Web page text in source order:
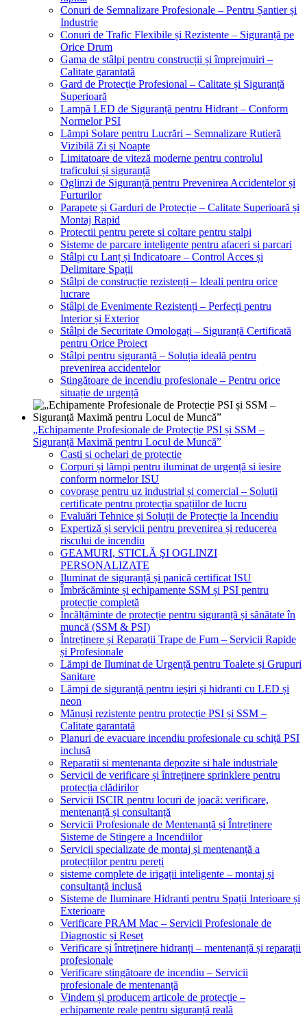
Conuri de Semnalizare Profesionale – Pentru Șantier și
Industrie
Conuri de Trafic Flexibile și Rezistente – Siguranță pe
Orice Drum
Gama de stâlpi pentru construcții și împrejmuiri –
Calitate garantată
Gard de Protecție Profesional – Calitate și Siguranță
Superioară
Lampă LED de Siguranță pentru Hidrant – Conform
Normelor PSI
Lămpi Solare pentru Lucrări – Semnalizare Rutieră
Vizibilă Zi și Noapte
Limitatoare de viteză moderne pentru controlul
traficului și siguranță
Oglinzi de Siguranță pentru Prevenirea Accidentelor și
Furturilor
Parapete și Garduri de Protecție – Calitate Superioară și
Montaj Rapid
Protectii pentru perete si coltare pentru stalpi
Sisteme de parcare inteligente pentru afaceri si parcari
Stâlpi cu Lanț și Indicatoare – Control Acces și
Delimitare Spații
Stâlpi de construcție rezistenți – Ideali pentru orice
lucrare
Stâlpi de Evenimente Rezistenți – Perfecți pentru
Interior și Exterior
Stâlpi de Securitate Omologați – Siguranță Certificată
pentru Orice Proiect
Stâlpi pentru siguranță – Soluția ideală pentru
prevenirea accidentelor
Stingătoare de incendiu profesionale – Pentru orice
situație de urgență
„Echipamente Profesionale de Protecție PSI și SSM –
Siguranță Maximă pentru Locul de Muncă”
Casti si ochelari de protectie
Corpuri și lămpi pentru iluminat de urgență si iesire
conform normelor ISU
covorașe pentru uz industrial și comercial – Soluții
certificate pentru protecția spațiilor de lucru
Evaluări Tehnice și Soluții de Protecție la Incendiu
Expertiză și servicii pentru prevenirea și reducerea
riscului de incendiu
GEAMURI, STICLĂ ŞI OGLINZI
PERSONALIZATE
Iluminat de siguranță și panică certificat ISU
Îmbrăcăminte și echipamente SSM și PSI pentru
protecție completă
Încălțăminte de protecție pentru siguranță și sănătate în
muncă (SSM & PSI)
Întreținere și Reparații Trape de Fum – Servicii Rapide
și Profesionale
Lămpi de Iluminat de Urgență pentru Toalete și Grupuri
Sanitare
Lămpi de siguranță pentru ieșiri și hidranti cu LED și
neon
Mănuși rezistente pentru protecție PSI și SSM –
Calitate garantată
Planuri de evacuare incendiu profesionale cu schiță PSI
inclusă
Reparatii si mentenanta depozite si hale industriale
Servicii de verificare și întreținere sprinklere pentru
protecția clădirilor
Servicii ISCIR pentru locuri de joacă: verificare,
mentenanță și consultanță
Servicii Profesionale de Mentenanță și Întreținere
Sisteme de Stingere a Incendiilor
Servicii specializate de montaj și mentenanță a
protecțiilor pentru pereți
sisteme complete de irigații inteligente – montaj și
consultanță inclusă
Sisteme de Iluminare Hidranti pentru Spații Interioare și
Exterioare
Verificare PRAM Mac – Servicii Profesionale de
Diagnostic și Reset
Verificare și întreținere hidranți – mentenanță și reparații
profesionale
Verificare stingătoare de incendiu – Servicii
profesionale de mentenanță
Vindem și producem articole de protecție –
echipamente reale pentru siguranță reală